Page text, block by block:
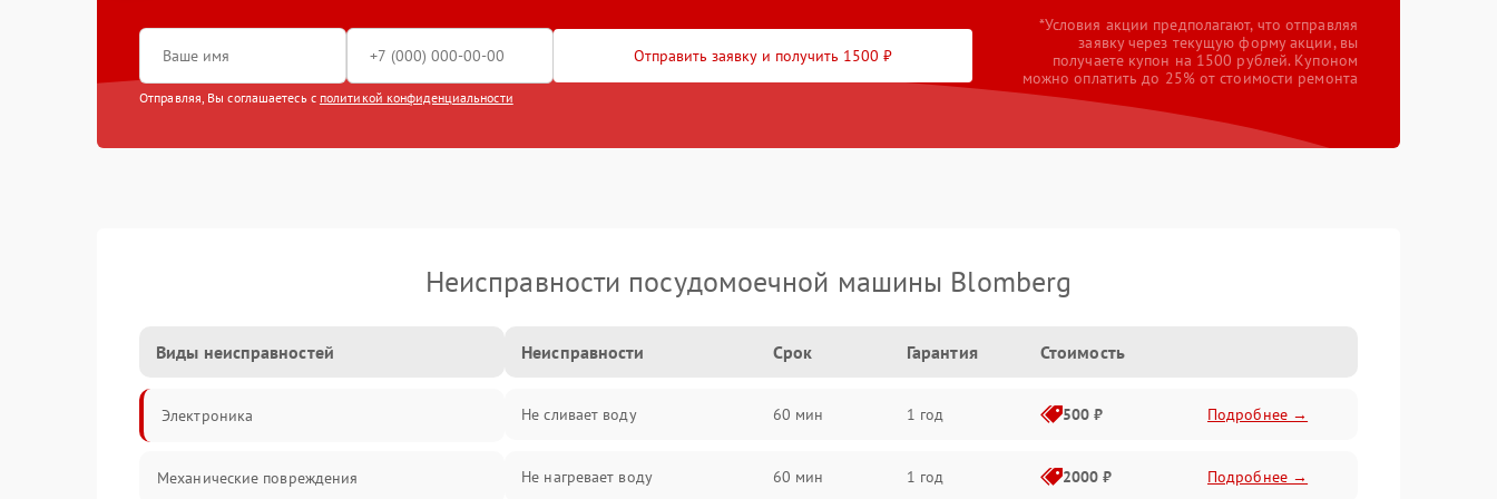
Отправить заявку и получить 1500 ₽
Отправляя, Вы соглашаетесь с политикой конфиденциальности
*Условия акции предполагают, что отправляя
заявку через текущую форму акции, вы
получаете купон на 1500 рублей. Купоном
можно оплатить до 25% от стоимости ремонта
Неисправности посудомоечной машины Blomberg
Виды неисправностей
Электроника
Механические повреждения
Неисправности Срок Гарантия Стоимость
Не сливает воду 60 мин 1 год 500 ₽ Подробнее →
Не нагревает воду 60 мин 1 год 2000 ₽ Подробнее →